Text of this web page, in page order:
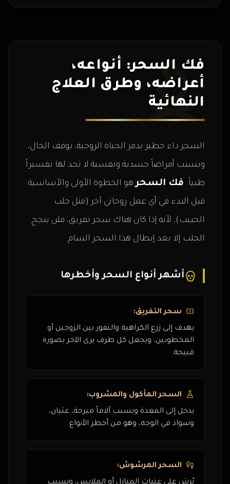
فك السحر: أنواعه،
أعراضه، وطرق العلاج
النهائية
السحر داء خطير يدمر الحياة الزوجية، يوقف الحال،
ويسبب أمراضاً جسدية ونفسية لا تجد لها تفسيراً
طبياً. فك السحرهو الخطوة الأولى والأساسية
قبل البدء في أي عمل روحاني آخر (مثل جلب
الحبيب)، لأنه إذا كان هناك سحر تفريق، فلن ينجح
الجلب إلا بعد إبطال هذا السحر السام.
أشهر أنواع السحر وأخطرها
سحر التفريق:
يهدف إلى زرع الكراهية والنفور بين الزوجين أو
المخطوبين، ويجعل كل طرف يرى الآخر بصورة
قبيحة.
السحر المأكول والمشروب:
يدخل إلى المعدة ويسبب آلاماً مبرحة، غثيان،
وسواد في الوجه، وهو من أخطر الأنواع.
السحر المرشوش: